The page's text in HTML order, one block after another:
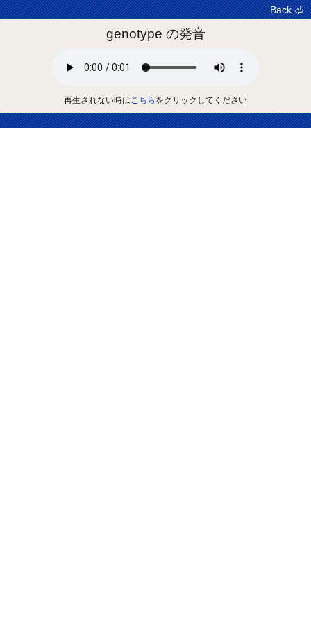
Back ⏎
genotype の発音
再生されない時はこちら をクリックしてください